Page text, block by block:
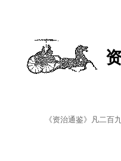
《资治通鉴》凡二